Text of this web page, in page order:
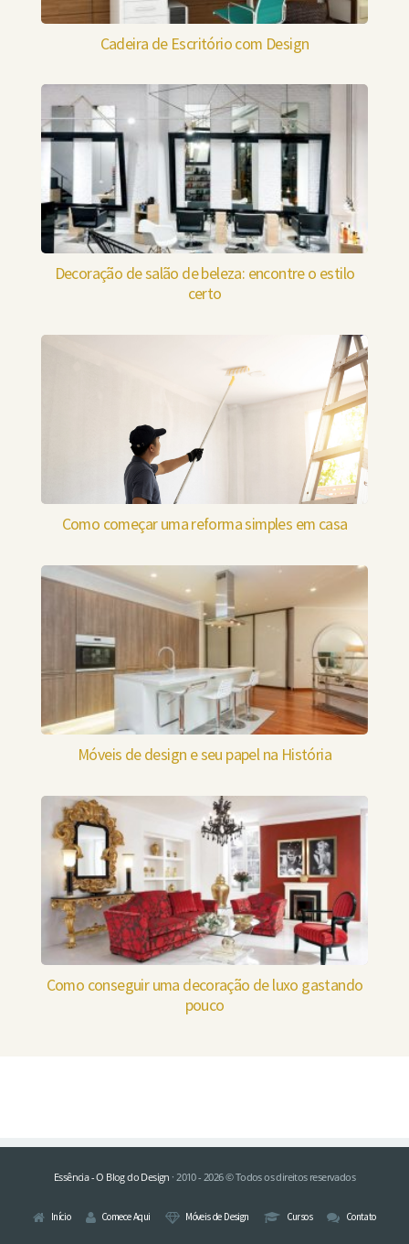
Cadeira de Escritório com Design
Decoração de salão de beleza: encontre o estilo
certo
Como começar uma reforma simples em casa
Móveis de design e seu papel na História
Como conseguir uma decoração de luxo gastando
pouco
Essência - O Blog do Design · 2010 - 2026 © Todos os direitos reservados
Início Comece Aqui Móveis de Design Cursos Contato